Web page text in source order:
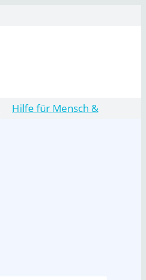
Hilfe für Mensch &